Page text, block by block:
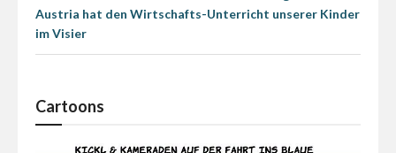
Austria hat den Wirtschafts-Unterricht unserer Kinder
im Visier
Cartoons